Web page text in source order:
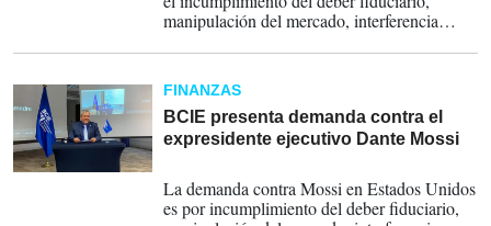
manipulación del mercado, interferencia
FINANZAS
BCIE presenta demanda contra el
expresidente ejecutivo Dante Mossi
La demanda contra Mossi en Estados Unidos
es por incumplimiento del deber fiduciario,